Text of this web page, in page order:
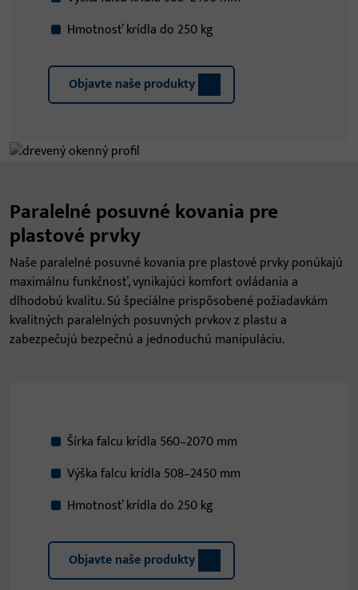
Hmotnosť krídla do 250 kg
Objavte naše produkty
Paralelné posuvné kovania pre
plastové prvky
Naše paralelné posuvné kovania pre plastové prvky ponúkajú
maximálnu funkčnosť, vynikajúci komfort ovládania a
dlhodobú kvalitu. Sú špeciálne prispôsobené požiadavkám
kvalitných paralelných posuvných prvkov z plastu a
zabezpečujú bezpečnú a jednoduchú manipuláciu.
Šírka falcu krídla 560–2070 mm
Výška falcu krídla 508–2450 mm
Hmotnosť krídla do 250 kg
Objavte naše produkty